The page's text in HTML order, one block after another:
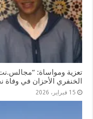
تعزية ومواساة:
الخنفري الأحزان في وفاة
15 فبراير، 2026